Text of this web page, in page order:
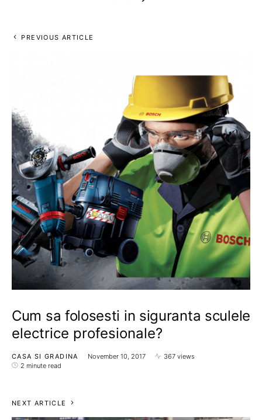
PREVIOUS ARTICLE
Cum sa folosesti in siguranta sculele
electrice profesionale?
CASA SI GRADINA November 10, 2017
367 views
2 minute read
NEXT ARTICLE